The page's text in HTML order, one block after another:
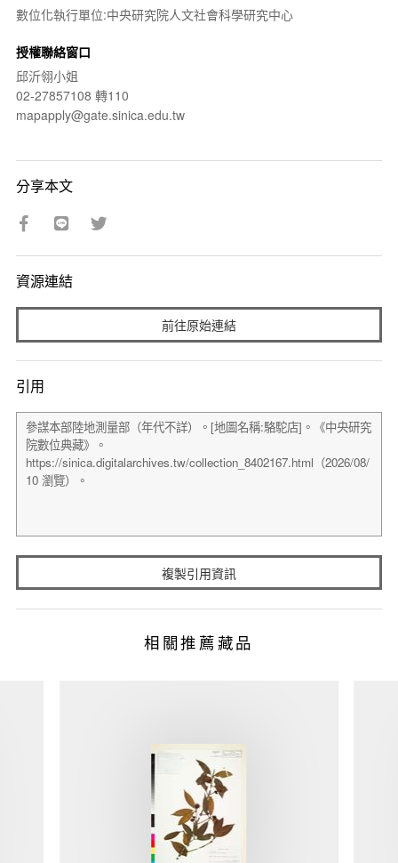
數位化執行單位:中央研究院人文社會科學研究中心
授權聯絡窗口
邱沂翎小姐
02-27857108 轉110
mapapply@gate.sinica.edu.tw
分享本文
資源連結
前往原始連結
引用
複製引用資訊
相關推薦藏品